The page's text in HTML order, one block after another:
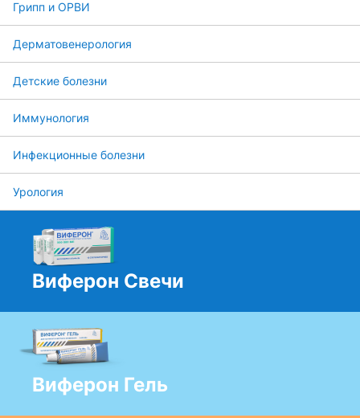
Грипп и ОРВИ
Дерматовенерология
Детские болезни
Иммунология
Инфекционные болезни
Урология
Виферон Свечи
Виферон Гель